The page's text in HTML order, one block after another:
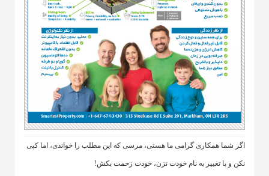
اگر شما همکاری گرامی ما هستی، مرسی که این مطلب را خواندی، اما کپی
نکن و با تغییر به نام خودت نزن، خودت زحمت بکش!